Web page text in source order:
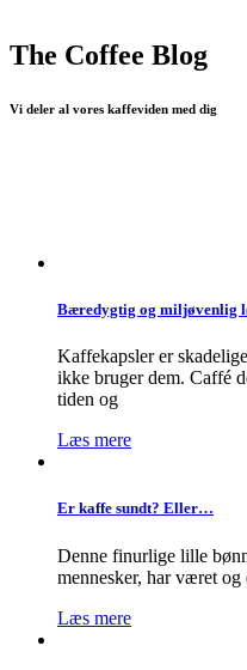
The Coffee Blog
Vi deler al vores kaffeviden med dig
Bæredygtig og miljøvenlig
Kaffekapsler er
ikke bruger dem. Caffé
tiden og
Læs mere
Er kaffe sundt? Eller…
Denne finurlige lille
mennesker, har været og
Læs mere